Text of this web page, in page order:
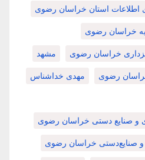
اطلاعات استان خراسان رضوی
خراسان رضوی
خراسان رضوی مشهد
رضوی مهدی خداشناس
و صنایع دستی خراسان رضوی
صنایع‌دستی خراسان رضوی